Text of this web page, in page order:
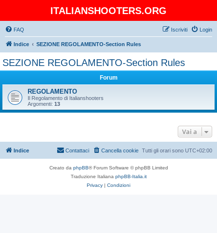
ITALIANSHOOTERS.ORG
FAQ Login
Iscriviti
Indice SEZIONE REGOLAMENTO-Section Rules
SEZIONE REGOLAMENTO-Section Rules
Forum
REGOLAMENTO
Il Regolamento di Italianshooters
Argomenti: 13
Vai a
Indice Tutti gli orari sono UTC+02:00
Cancella cookie
Contattaci
Creato da phpBB® Forum Software © phpBB Limited
Traduzione Italiana phpBB-Italia.it
Privacy | Condizioni